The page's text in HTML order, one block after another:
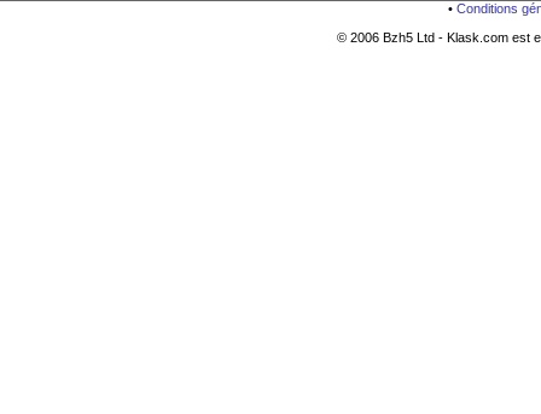
• Conditions
© 2006 Bzh5 Ltd - Klask.com est